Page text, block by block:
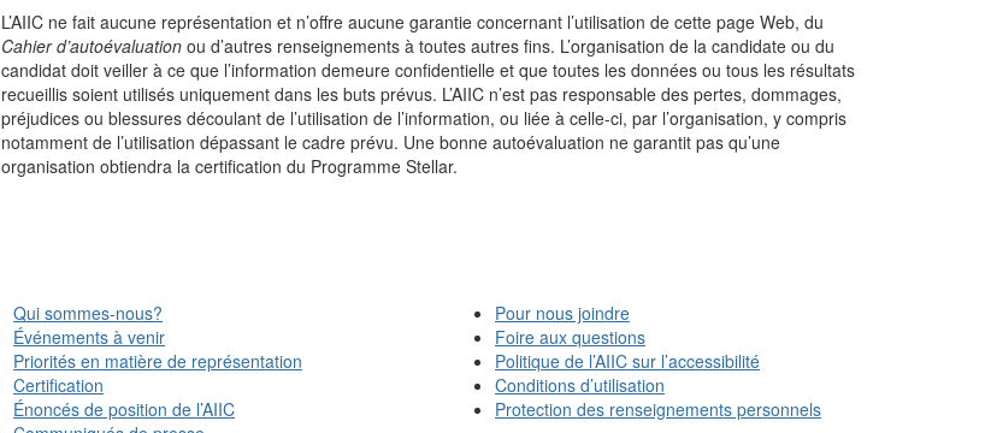
L’AIIC ne fait aucune représentation et n’offre aucune garantie concernant l’utilisation de cette page Web, du
Cahier d’autoévaluation ou d’autres renseignements à toutes autres fins. L’organisation de la candidate ou du
candidat doit veiller à ce que l’information demeure confidentielle et que toutes les données ou tous les résultats
recueillis soient utilisés uniquement dans les buts prévus. L’AIIC n’est pas responsable des pertes, dommages,
préjudices ou blessures découlant de l’utilisation de l’information, ou liée à celle-ci, par l’organisation, y compris
notamment de l’utilisation dépassant le cadre prévu. Une bonne autoévaluation ne garantit pas qu’une
organisation obtiendra la certification du Programme Stellar.
Qui sommes-nous?
Événements à venir
Priorités en matière de représentation
Certification
Énoncés de position de l’AIIC
Pour nous joindre
Foire aux questions
Politique de l’AIIC sur l’accessibilité
Conditions d’utilisation
Protection des renseignements personnels